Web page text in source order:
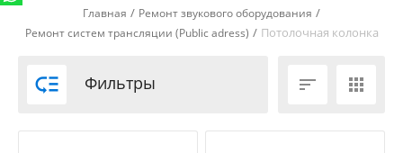
Главная / Ремонт звукового оборудования /
Ремонт систем трансляции (Public adress) / Потолочная колонка
 Фильтры  